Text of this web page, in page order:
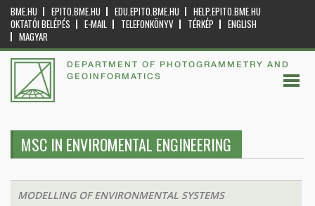
BME.HU EPITO.BME.HU EDU.EPITO.BME.HU
HELP.EPITO.BME.HU
OKTATÓI BELÉPÉS
E-MAIL TELEFONKÖNYV TÉRKÉP
ENGLISH
MAGYAR
DEPARTMENT OF PHOTOGRAMMETRY AND
GEOINFORMATICS
MSC IN ENVIROMENTAL ENGINEERING
MODELLING OF ENVIRONMENTAL SYSTEMS